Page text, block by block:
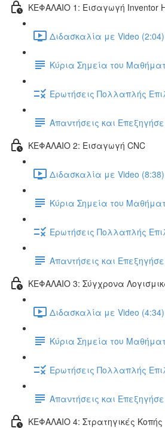
ΚΕΦΑΛΑΙΟ 1: Εισαγωγή Inventor
Διδασκαλία με Video (2:04)
Κύρια Σημεία του
Ερωτήσεις Πολλαπλής
Απαντήσεις και
ΚΕΦΑΛΑΙΟ 2: Εισαγωγή CNC
Διδασκαλία με Video (8:38)
Κύρια Σημεία του
Ερωτήσεις Πολλαπλής
Απαντήσεις και
ΚΕΦΑΛΑΙΟ 3: Σύγχρονα
Διδασκαλία με Video (4:34)
Κύρια Σημεία του
Ερωτήσεις Πολλαπλής
Απαντήσεις και
ΚΕΦΑΛΑΙΟ 4: Στρατηγικές Κοπής